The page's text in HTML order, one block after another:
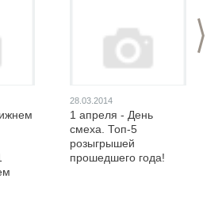
>
28.03.2014
1 апреля - День
смеха. Топ-5
розыгрышей
прошедшего года!